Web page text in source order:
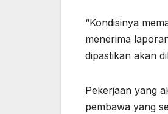
“Kondisinya
menerima
dipastikan akan
Pekerjaan yang
pembawa yang